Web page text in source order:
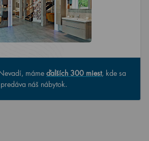
máme ďalších 300 miest, kde sa
predáva náš nábytok.